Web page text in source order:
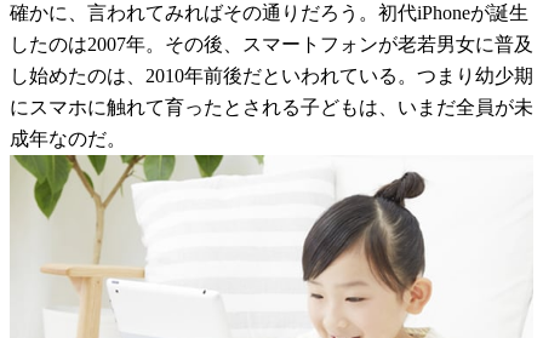
確かに、言われてみればその通りだろう。初代iPhoneが誕生
したのは2007年。その後、スマートフォンが老若男女に普及
し始めたのは、2010年前後だといわれている。つまり幼少期
にスマホに触れて育ったとされる子どもは、いまだ全員が未
成年なのだ。